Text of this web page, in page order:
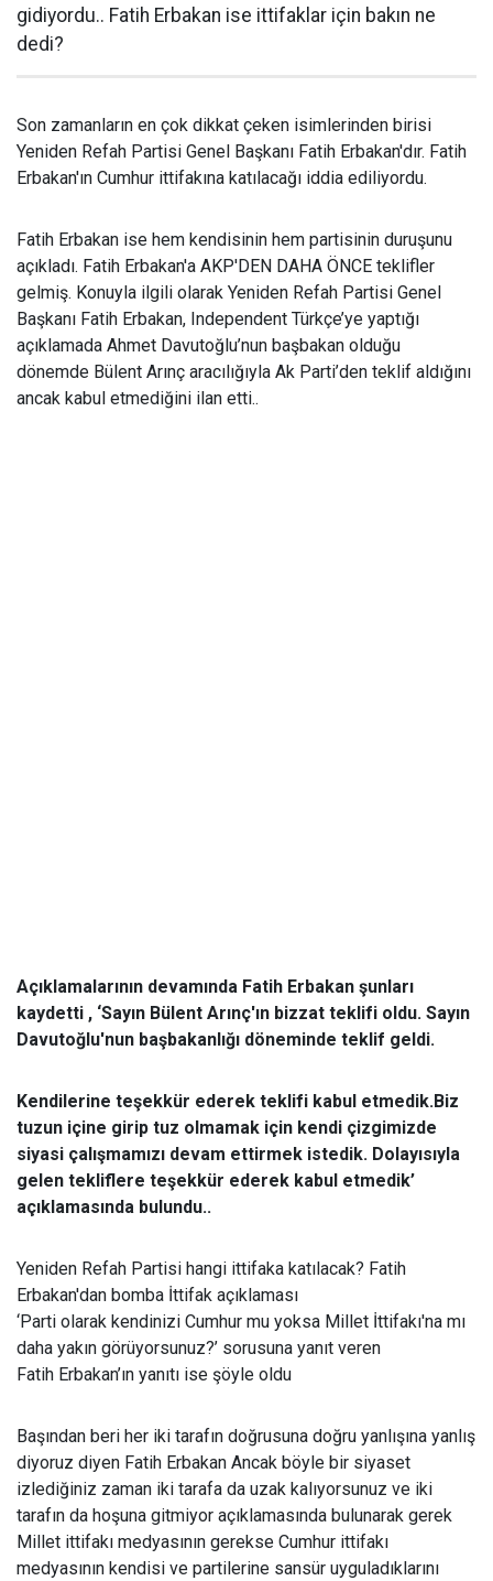
gidiyordu.. Fatih Erbakan ise ittifaklar için bakın ne
dedi?
Son zamanların en çok dikkat çeken isimlerinden birisi
Yeniden Refah Partisi Genel Başkanı Fatih Erbakan'dır. Fatih
Erbakan'ın Cumhur ittifakına katılacağı iddia ediliyordu.
Fatih Erbakan ise hem kendisinin hem partisinin duruşunu
açıkladı. Fatih Erbakan'a AKP'DEN DAHA ÖNCE teklifler
gelmiş. Konuyla ilgili olarak Yeniden Refah Partisi Genel
Başkanı Fatih Erbakan, Independent Türkçe’ye yaptığı
açıklamada Ahmet Davutoğlu’nun başbakan olduğu
dönemde Bülent Arınç aracılığıyla Ak Parti’den teklif aldığını
ancak kabul etmediğini ilan etti..
Açıklamalarının devamında Fatih Erbakan şunları
kaydetti , ‘Sayın Bülent Arınç'ın bizzat teklifi oldu. Sayın
Davutoğlu'nun başbakanlığı döneminde teklif geldi.
Kendilerine teşekkür ederek teklifi kabul etmedik.Biz
tuzun içine girip tuz olmamak için kendi çizgimizde
siyasi çalışmamızı devam ettirmek istedik. Dolayısıyla
gelen tekliflere teşekkür ederek kabul etmedik’
açıklamasında bulundu..
Yeniden Refah Partisi hangi ittifaka katılacak? Fatih
Erbakan'dan bomba İttifak açıklaması
‘Parti olarak kendinizi Cumhur mu yoksa Millet İttifakı'na mı
daha yakın görüyorsunuz?’ sorusuna yanıt veren
Fatih Erbakan’ın yanıtı ise şöyle oldu
Başından beri her iki tarafın doğrusuna doğru yanlışına yanlış
diyoruz diyen Fatih Erbakan Ancak böyle bir siyaset
izlediğiniz zaman iki tarafa da uzak kalıyorsunuz ve iki
tarafın da hoşuna gitmiyor açıklamasında bulunarak gerek
Millet ittifakı medyasının gerekse Cumhur ittifakı
medyasının kendisi ve partilerine sansür uyguladıklarını